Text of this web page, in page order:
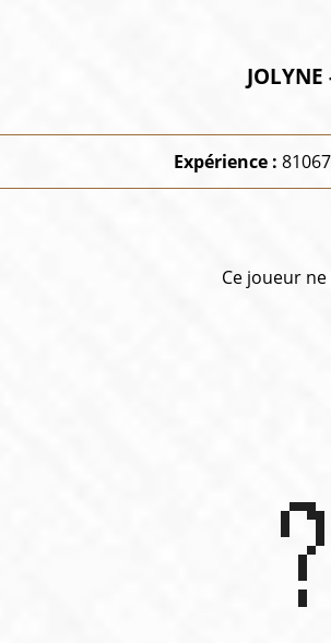
JOLYNE
Expérience :
Ce joueur